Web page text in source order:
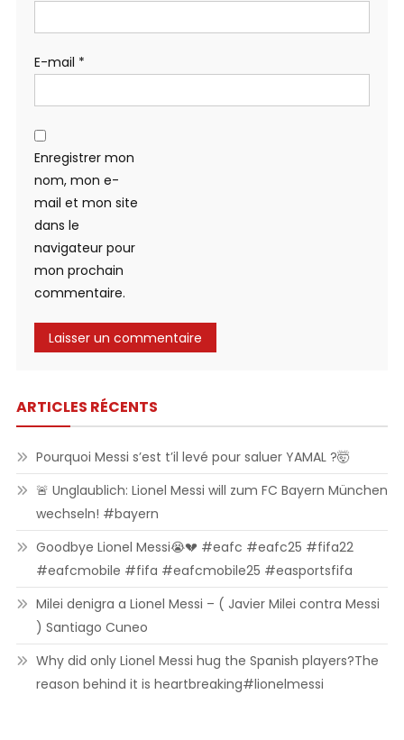
E-mail *
Enregistrer mon
nom, mon e-
mail et mon site
dans le
navigateur pour
mon prochain
commentaire.
ARTICLES RÉCENTS
Pourquoi Messi s’est t’il levé pour saluer YAMAL ?🤯
🚨 Unglaublich: Lionel Messi will zum FC Bayern München
wechseln! #bayern
Goodbye Lionel Messi😭💔 #eafc #eafc25 #fifa22
#eafcmobile #fifa #eafcmobile25 #easportsfifa
Milei denigra a Lionel Messi – ( Javier Milei contra Messi
) Santiago Cuneo
Why did only Lionel Messi hug the Spanish players?The
reason behind it is heartbreaking#lionelmessi